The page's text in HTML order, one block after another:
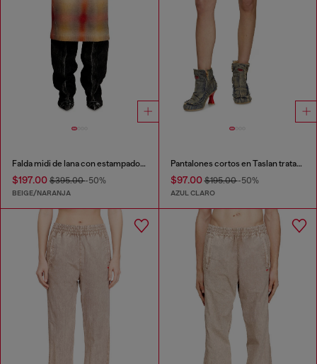
Falda midi de lana con estampado de cuadros en toda la prenda
$197.00 $395.00-50%
BEIGE/NARANJA
Pantalones cortos en Taslan tratado
$97.00$195.00-50%
AZUL CLARO